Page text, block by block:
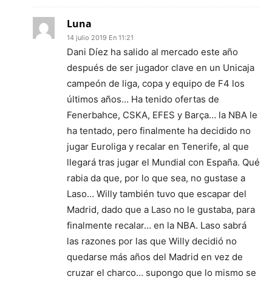
Luna
14 julio 2019 En 11:21
Dani Díez ha salido al mercado este año
después de ser jugador clave en un Unicaja
campeón de liga, copa y equipo de F4 los
últimos años… Ha tenido ofertas de
Fenerbahce, CSKA, EFES y Barça… la NBA le
ha tentado, pero finalmente ha decidido no
jugar Euroliga y recalar en Tenerife, al que
llegará tras jugar el Mundial con España. Qué
rabia da que, por lo que sea, no gustase a
Laso… Willy también tuvo que escapar del
Madrid, dado que a Laso no le gustaba, para
finalmente recalar… en la NBA. Laso sabrá
las razones por las que Willy decidió no
quedarse más años del Madrid en vez de
cruzar el charco… supongo que lo mismo se